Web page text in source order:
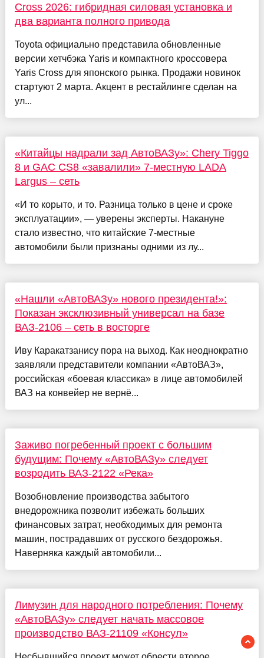
Cross 2026: гибридная силовая установка и
два варианта полного привода
Toyota официально представила обновленные
версии хетчбэка Yaris и компактного кроссовера
Yaris Cross для японского рынка. Продажи новинок
стартуют 2 марта. Акцент в рестайлинге сделан на
ул...
«Китайцы надрали зад АвтоВАЗу»: Chery Tiggo
8 и GAC CS8 «завалили» 7-местную LADA
Largus – сеть
«И то корыто, и то. Разница только в цене и сроке
эксплуатации», — уверены эксперты. Накануне
стало известно, что китайские 7-местные
автомобили были признаны одними из лу...
«Нашли «АвтоВАЗу» нового президента!»:
Показан эксклюзивный универсал на базе
ВАЗ-2106 – сеть в восторге
Иву Каракатзанису пора на выход. Как неоднократно
заявляли представители компании «АвтоВАЗ»,
российская «боевая классика» в лице автомобилей
ВАЗ на конвейер не вернё...
Заживо погребенный проект с большим
будущим: Почему «АвтоВАЗу» следует
возродить ВАЗ-2122 «Река»
Возобновление производства забытого
внедорожника позволит избежать больших
финансовых затрат, необходимых для ремонта
машин, пострадавших от русского бездорожья.
Наверняка каждый автомобили...
Лимузин для народного потребления: Почему
«АвтоВАЗу» следует начать массовое
производство ВАЗ-21109 «Консул»